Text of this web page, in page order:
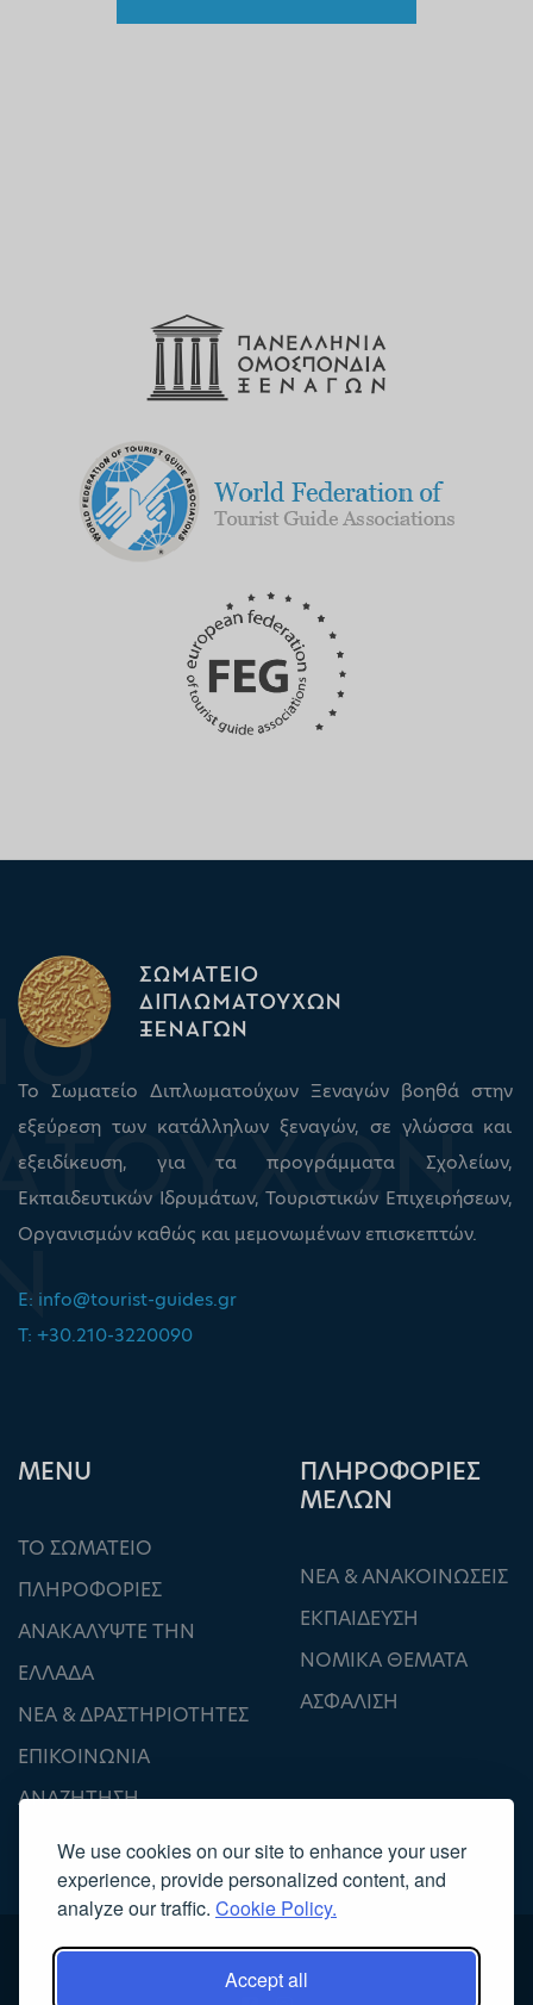
We use cookies on our site to enhance your user
experience, provide personalized content, and
analyze our traffic. Cookie Policy.
Accept all
Το Σωματείο Διπλωματούχων Ξεναγών βοηθά στην
εξεύρεση των κατάλληλων ξεναγών, σε γλώσσα και
εξειδίκευση, για τα προγράμματα Σχολείων,
Εκπαιδευτικών Ιδρυμάτων, Τουριστικών Επιχειρήσεων,
Οργανισμών καθώς και μεμονωμένων επισκεπτών.
E: info@tourist-guides.gr
T: +30.210-3220090
ΜΕΝU
ΤΟ ΣΩΜΑΤΕΙΟ
ΠΛΗΡΟΦΟΡΙΕΣ
ΑΝΑΚΑΛΥΨΤΕ ΤΗΝ
ΕΛΛΑΔΑ
ΝΕΑ & ΔΡΑΣΤΗΡΙΟΤΗΤΕΣ
ΕΠΙΚΟΙΝΩΝΙΑ
ΑΝΑΖΗΤΗΣΗ
ΠΛΗΡΟΦΟΡΙΕΣ
ΜΕΛΩΝ
ΝΕΑ & ΑΝΑΚΟΙΝΩΣΕΙΣ
ΕΚΠΑΙΔΕΥΣΗ
ΝΟΜΙΚΑ ΘΕΜΑΤΑ
ΑΣΦΑΛΙΣΗ